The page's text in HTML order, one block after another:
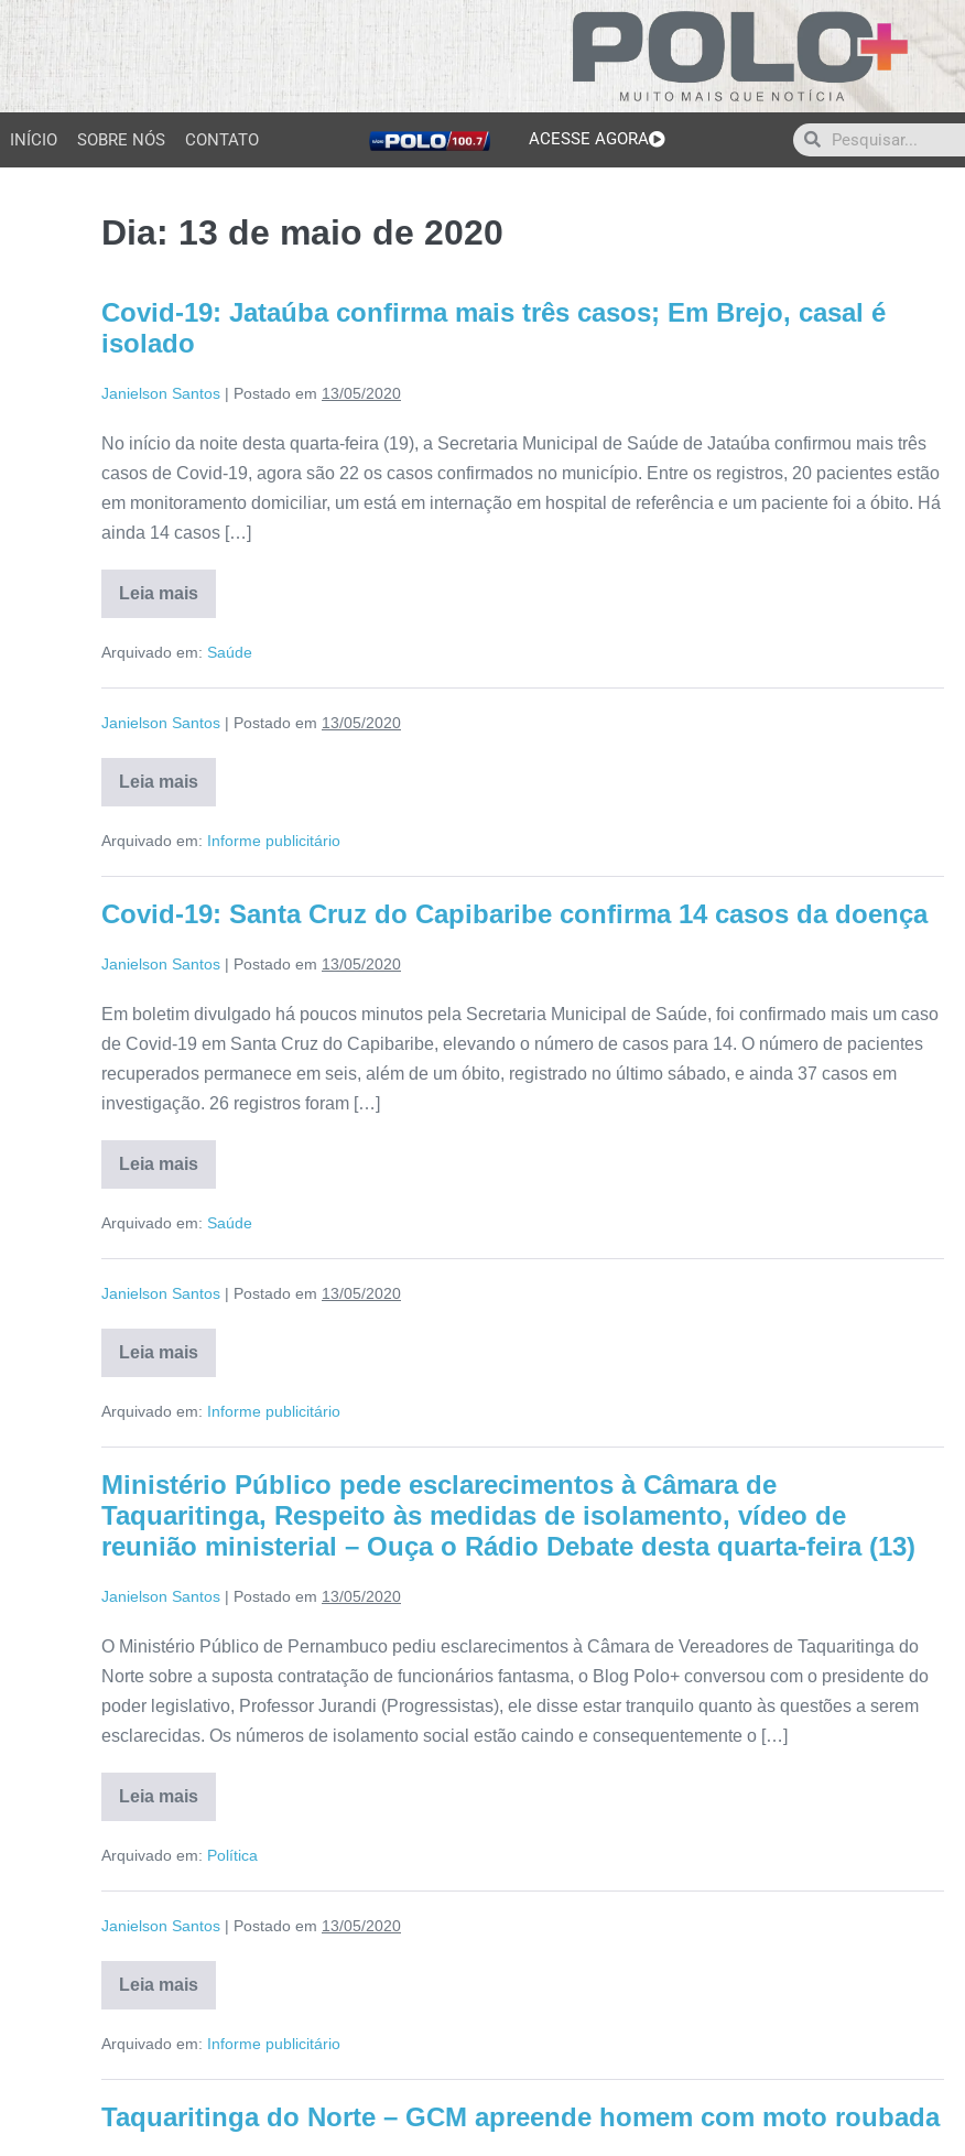
INÍCIO SOBRE NÓS CONTATO ACESSE AGORA
Dia: 13 de maio de 2020
Covid-19: Jataúba confirma mais três casos; Em Brejo, casal é
isolado
Janielson Santos | Postado em 13/05/2020
No início da noite desta quarta-feira (19), a Secretaria Municipal de Saúde de Jataúba confirmou mais três
casos de Covid-19, agora são 22 os casos confirmados no município. Entre os registros, 20 pacientes estão
em monitoramento domiciliar, um está em internação em hospital de referência e um paciente foi a óbito. Há
ainda 14 casos […]
Leia mais
Arquivado em: Saúde
Janielson Santos | Postado em 13/05/2020
Leia mais
Arquivado em: Informe publicitário
Covid-19: Santa Cruz do Capibaribe confirma 14 casos da doença
Janielson Santos | Postado em 13/05/2020
Em boletim divulgado há poucos minutos pela Secretaria Municipal de Saúde, foi confirmado mais um caso
de Covid-19 em Santa Cruz do Capibaribe, elevando o número de casos para 14. O número de pacientes
recuperados permanece em seis, além de um óbito, registrado no último sábado, e ainda 37 casos em
investigação. 26 registros foram […]
Leia mais
Arquivado em: Saúde
Janielson Santos | Postado em 13/05/2020
Leia mais
Arquivado em: Informe publicitário
Ministério Público pede esclarecimentos à Câmara de
Taquaritinga, Respeito às medidas de isolamento, vídeo de
reunião ministerial – Ouça o Rádio Debate desta quarta-feira (13)
Janielson Santos | Postado em 13/05/2020
O Ministério Público de Pernambuco pediu esclarecimentos à Câmara de Vereadores de Taquaritinga do
Norte sobre a suposta contratação de funcionários fantasma, o Blog Polo+ conversou com o presidente do
poder legislativo, Professor Jurandi (Progressistas), ele disse estar tranquilo quanto às questões a serem
esclarecidas. Os números de isolamento social estão caindo e consequentemente o […]
Leia mais
Arquivado em: Política
Janielson Santos | Postado em 13/05/2020
Leia mais
Arquivado em: Informe publicitário
Taquaritinga do Norte – GCM apreende homem com moto roubada